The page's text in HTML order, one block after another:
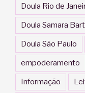
Doula Rio de
Doula Samara
Doula São Paulo
empoderamento
Informação